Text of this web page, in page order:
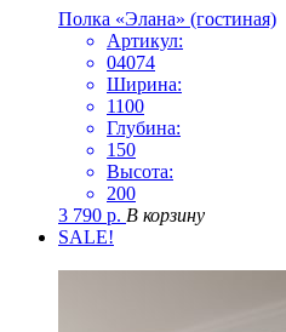
Полка «Элана» (гостиная)
Артикул:
04074
Ширина:
1100
Глубина:
150
Высота:
200
3 790 р. В корзину
SALE!